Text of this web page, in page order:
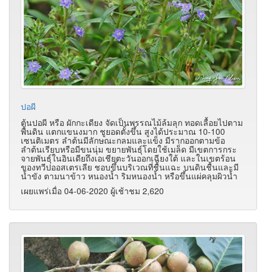
ปอผี
ต้นปอผี หรือ ผักกะเดียง จัดเป็นพรรณไม้ล้มลุก ทอดเลื้อยไปตาม
พื้นดิน แตกแขนงมาก ชูยอดตั้งขึ้น สูงได้ประมาณ 10-100
เซนติเมตร ลำต้นมีลักษณะกลมและแข็ง มีรากออกตามข้อ
ลำต้นเรียบหรือมีขนนุ่ม ขยายพันธุ์โดยใช้เมล็ด มีเขตการกระ
จายพันธุ์ในอินเดียถึงเอเชียตะวันออกเฉียงใต้ และในเขตร้อน
ของทวีปออสเตรเลีย ชอบขึ้นบริเวณที่ชื้นแฉะ บนดินชื้นและมี
น้ำขัง ตามนาข้าว หนองน้ำ ริมหนองน้ำ หรือขึ้นแผ่คลุมผิวน้ำ
เผยแพร่เมื่อ 04-06-2020 ผู้เช้าชม 2,620